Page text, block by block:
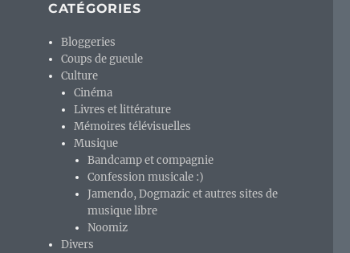
CATÉGORIES
Bloggeries
Coups de gueule
Culture
Cinéma
Livres et littérature
Mémoires télévisuelles
Musique
Bandcamp et compagnie
Confession musicale :)
Jamendo, Dogmazic et autres sites de
musique libre
Noomiz
Divers